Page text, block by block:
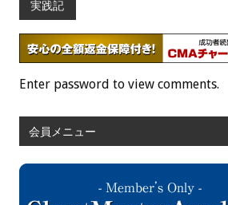
実践記
Enter password to view comments.
会員メニュー